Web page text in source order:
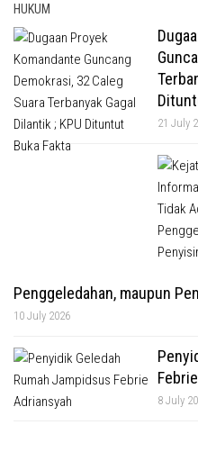
HUKUM
21 July
Penggeledahan, maupun
10 July 2026
8 July